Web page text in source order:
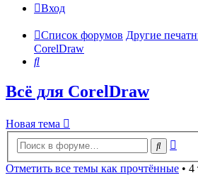
Вход
Список форумов Другие
CorelDraw
Поиск
Всё для CorelDraw
Новая тема
Поиск
Отметить все темы как прочтённые •